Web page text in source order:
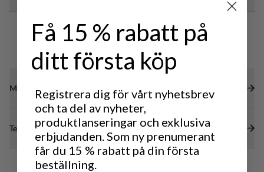
Material
Tekniska specifikationer
Få 15 % rabatt på
ditt första köp
Registrera dig för vårt nyhetsbrev
och ta del av nyheter,
produktlanseringar och exklusiva
erbjudanden. Som ny prenumerant
får du 15 % rabatt på din första
beställning.